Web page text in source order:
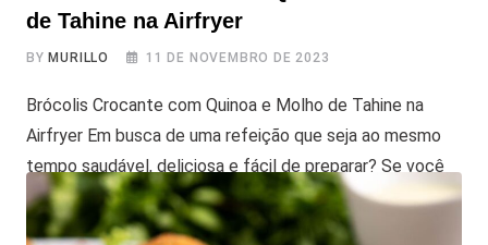
de Tahine na Airfryer
BYMURILLO 11 DE NOVEMBRO DE 2023
Brócolis Crocante com Quinoa e Molho de Tahine na
Airfryer Em busca de uma refeição que seja ao mesmo
tempo saudável, deliciosa e fácil de preparar? Se você
respondeu “sim,” você está prestes a descobrir uma
receita incrível, diferente, deliciosa e com muitos